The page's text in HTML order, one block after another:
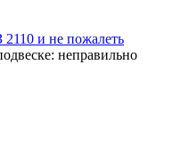
и не пожалеть
неправильно